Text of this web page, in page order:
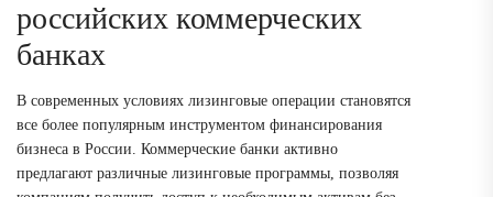
российских коммерческих
банках
В современных условиях лизинговые операции становятся
все более популярным инструментом финансирования
бизнеса в России. Коммерческие банки активно
предлагают различные лизинговые программы, позволяя